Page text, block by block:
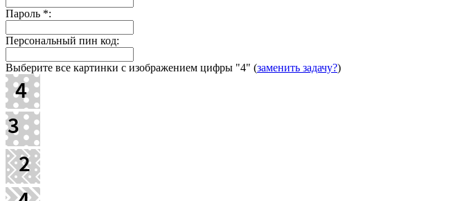
Пароль *:
Персональный пин код:
Выберите все картинки с изображением цифры "4" (заменить задачу?)